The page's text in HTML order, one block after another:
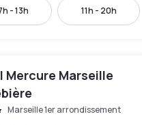
- 13h 11h - 20h
Mercure Marseille
Marseille 1er arrondissement